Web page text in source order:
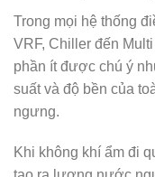
Trong mọi hệ thống
VRF, Chiller đến
phần ít được chú ý
suất và độ bền của
ngưng.
Khi không khí ẩm đi